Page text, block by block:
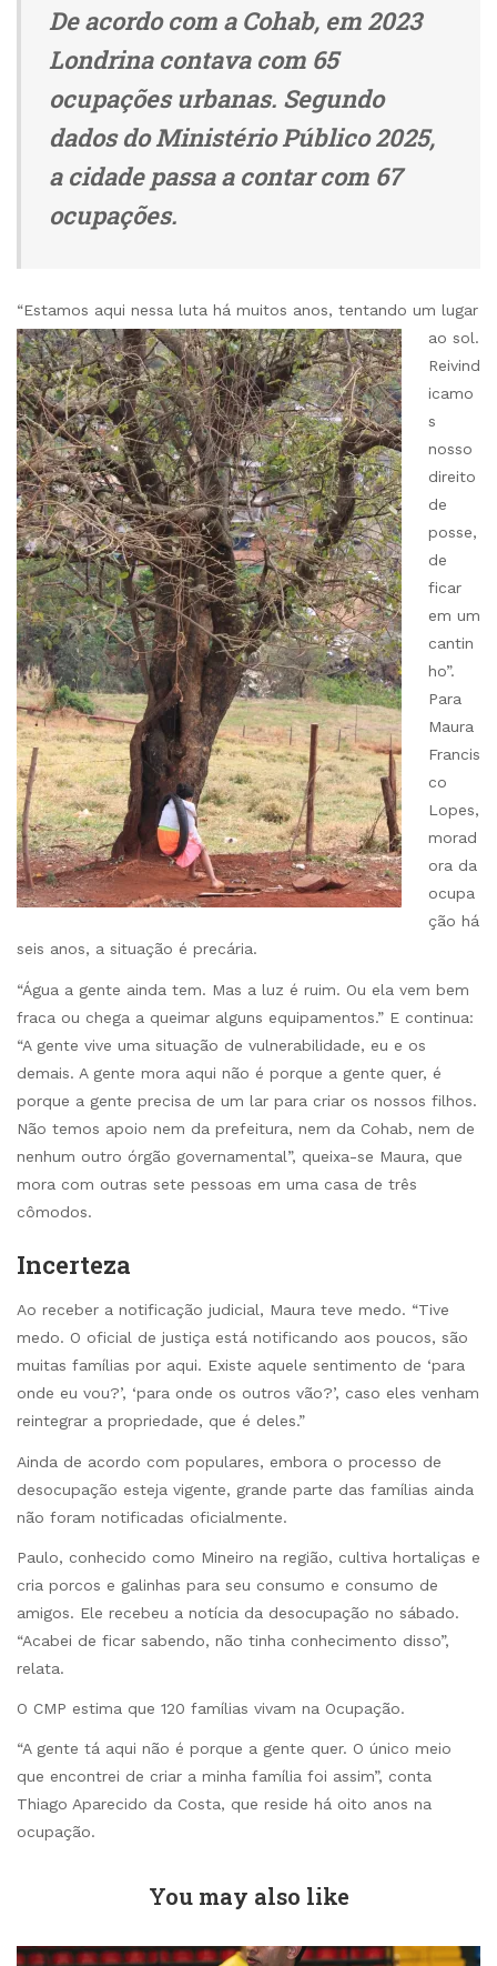
De acordo com a Cohab, em 2023
Londrina contava com 65
ocupações urbanas. Segundo
dados do Ministério Público 2025,
a cidade passa a contar com 67
ocupações.
“Estamos aqui nessa luta há muitos anos, tentando um lugar
ao sol.
Reivind
icamo
s
nosso
direito
de
posse,
de
ficar
em um
cantin
ho”.
Para
Maura
Francis
co
Lopes,
morad
ora da
ocupa
ção há
seis anos, a situação é precária.
“Água a gente ainda tem. Mas a luz é ruim. Ou ela vem bem
fraca ou chega a queimar alguns equipamentos.” E continua:
“A gente vive uma situação de vulnerabilidade, eu e os
demais. A gente mora aqui não é porque a gente quer, é
porque a gente precisa de um lar para criar os nossos filhos.
Não temos apoio nem da prefeitura, nem da Cohab, nem de
nenhum outro órgão governamental”, queixa-se Maura, que
mora com outras sete pessoas em uma casa de três
cômodos.
Incerteza
Ao receber a notificação judicial, Maura teve medo. “Tive
medo. O oficial de justiça está notificando aos poucos, são
muitas famílias por aqui. Existe aquele sentimento de ‘para
onde eu vou?’, ‘para onde os outros vão?’, caso eles venham
reintegrar a propriedade, que é deles.”
Ainda de acordo com populares, embora o processo de
desocupação esteja vigente, grande parte das famílias ainda
não foram notificadas oficialmente.
Paulo, conhecido como Mineiro na região, cultiva hortaliças e
cria porcos e galinhas para seu consumo e consumo de
amigos. Ele recebeu a notícia da desocupação no sábado.
“Acabei de ficar sabendo, não tinha conhecimento disso”,
relata.
O CMP estima que 120 famílias vivam na Ocupação.
“A gente tá aqui não é porque a gente quer. O único meio
que encontrei de criar a minha família foi assim”, conta
Thiago Aparecido da Costa, que reside há oito anos na
ocupação.
You may also like